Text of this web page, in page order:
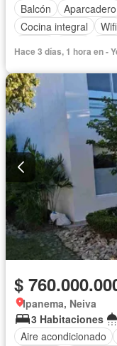
Balcón
Aparcadero
Cocina integral
Wifi
Hace 3 días, 1 hora en -
$
Ipanema, Neiva
3 Habitaciones
Aire acondicionado